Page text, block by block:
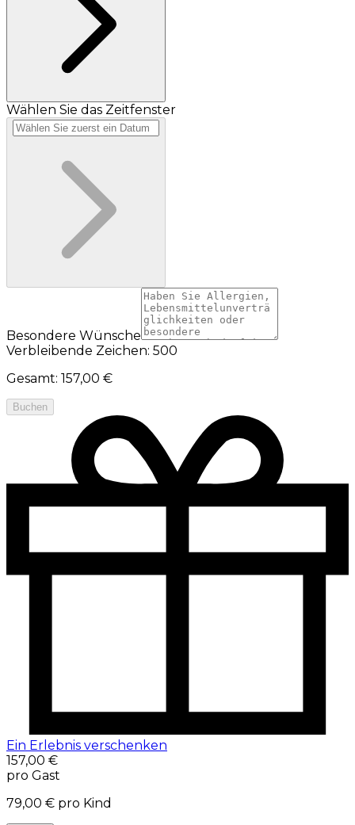
Wählen Sie das Zeitfenster
Besondere Wünsche
Verbleibende Zeichen: 500
Gesamt: 157,00 €
Buchen
Ein Erlebnis verschenken
157,00 €
pro Gast
79,00 € pro Kind